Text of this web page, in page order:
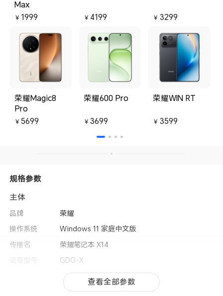
Max
￥ 1999 ￥ 4199 ￥ 3299
荣耀Magic8
Pro
￥ 5699
荣耀600 Pro
￥ 3699
荣耀WIN RT
￥ 3599
规格参数
主体
品牌
荣耀
操作系统
Windows 11 家庭中文版
传播名
荣耀笔记本 X14
设备型号
GDG-X
笔记本电脑
313.12mm ×229.1mm × 19.5mm
查看全部参数
查看全部参数